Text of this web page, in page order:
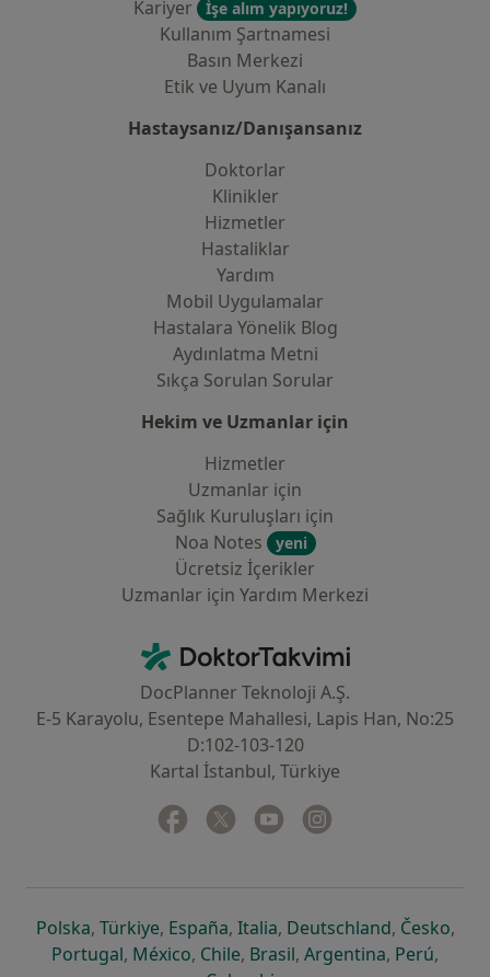
Kariyer
İşe alım yapıyoruz!
Kullanım Şartnamesi
Basın Merkezi
Etik ve Uyum Kanalı
Hastaysanız/Danışansanız
Doktorlar
Klinikler
Hizmetler
Hastaliklar
Yardım
Mobil Uygulamalar
Hastalara Yönelik Blog
Aydınlatma Metni
Sıkça Sorulan Sorular
Hekim ve Uzmanlar için
Hizmetler
Uzmanlar için
Sağlık Kuruluşları için
Noa Notes
yeni
Ücretsiz İçerikler
Uzmanlar için Yardım Merkezi
DoktorTakvimi - Ana Sayfa
DocPlanner Teknoloji A.Ş.
E-5 Karayolu, Esentepe Mahallesi, Lapis Han, No:25
D:102-103-120
Kartal İstanbul, Türkiye
Facebook
yeni bir sekmede açılır
Twitter
yeni bir sekmede açılır
Youtube
yeni bir sekmede açılır
Polskayeni bir sekmede açılır
, Türkiyeyeni bir sekmede açılır
, Españayeni bir sekmede açılır
, Italiayeni bir sekmede açılır
, Deutschlandyeni bir
, Českoyeni
,
Portugalyeni bir sekmede açılır
, Méxicoyeni bir sekmede açılır
, Chileyeni bir sekmede açılır
, Brasilyeni bir sekmede açılır
, Argentinayeni bir
, Perúyeni
,